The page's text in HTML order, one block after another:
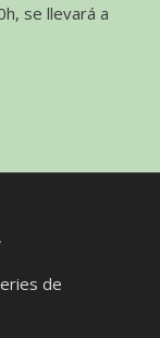
se llevará a
de